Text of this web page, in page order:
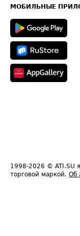
Техническая
МОБИЛЬНЫЕ
1998-2026 © ATI.SU
торговой маркой. Об